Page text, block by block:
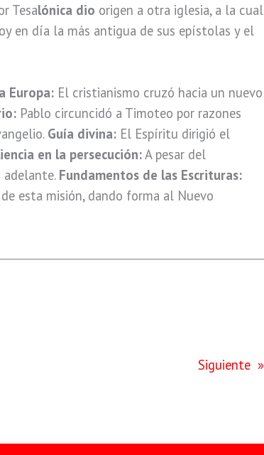
Tesalónica dio origen a otra iglesia, a la cual
en día la más antigua de sus epístolas y el
Europa:El cristianismo cruzó hacia un nuevo
Pablo circuncidó a Timoteo por razones
Guía divina:El Espíritu dirigió el
en la persecución:A pesar del
adelante. Fundamentos de las Escrituras:
esta misión, dando forma al Nuevo
Siguiente »